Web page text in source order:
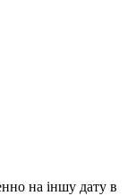
на іншу дату в